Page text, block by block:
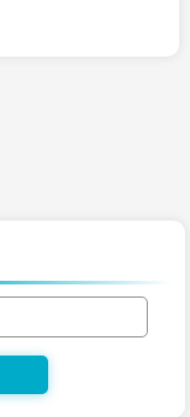
جستجو